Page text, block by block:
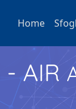
Home
- AIR